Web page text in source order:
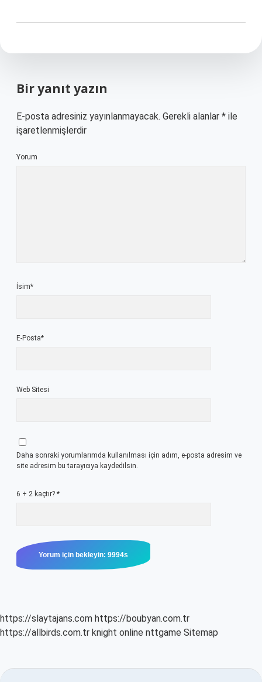
Bir yanıt yazın
E-posta adresiniz yayınlanmayacak. Gerekli alanlar * ile
işaretlenmişlerdir
Yorum
İsim*
E-Posta*
Web Sitesi
Daha sonraki yorumlarımda kullanılması için adım, e-posta adresim ve
site adresim bu tarayıcıya kaydedilsin.
6 + 2 kaçtır? *
https://slaytajans.com https://boubyan.com.tr
https://allbirds.com.tr knight online nttgame Sitemap